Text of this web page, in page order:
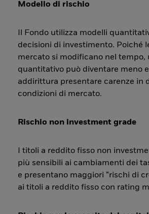
Modello di rischio
Il Fondo utilizza modelli
decisioni di investimento. Poiché
mercato si modificano nel tempo,
quantitativo può diventare meno
addirittura presentare carenze in
condizioni di mercato.
Rischio non investment grade
I titoli a reddito fisso non
più sensibili ai cambiamenti dei
e presentano maggiori “rischi di
ai titoli a reddito fisso con rating